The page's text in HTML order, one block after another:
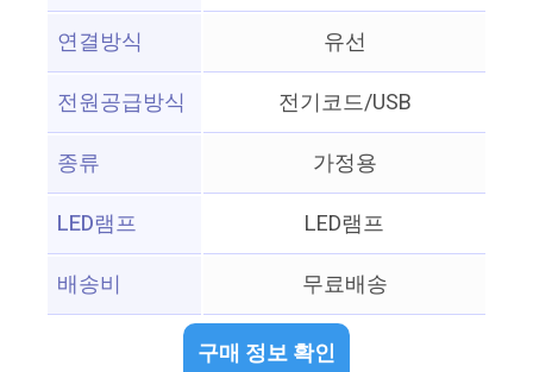
연결방식
유선
전원공급방식
전기코드/USB
종류
가정용
LED램프
LED램프
배송비
무료배송
구매 정보 확인